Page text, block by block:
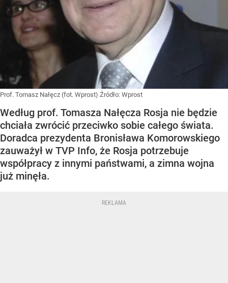
Prof. Tomasz Nałęcz (fot. Wprost) Źródło: Wprost
Według prof. Tomasza Nałęcza Rosja nie będzie
chciała zwrócić przeciwko sobie całego świata.
Doradca prezydenta Bronisława Komorowskiego
zauważył w TVP Info, że Rosja potrzebuje
współpracy z innymi państwami, a zimna wojna
już minęła.